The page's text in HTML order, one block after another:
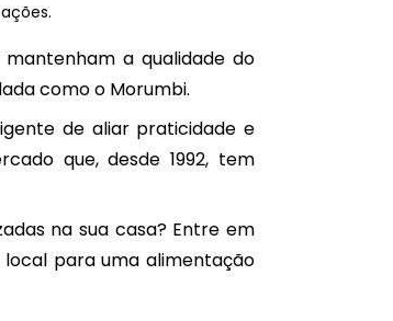
a qualidade do
como o Morumbi.
de aliar praticidade e
que, desde 1992, tem
na sua casa? Entre em
para uma alimentação